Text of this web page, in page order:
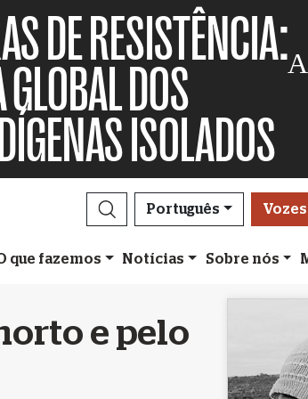
DE RESISTÊNCIA:
DOS
ISOLADOS
Português
que fazemos Notícias Sobre nós
e pelo